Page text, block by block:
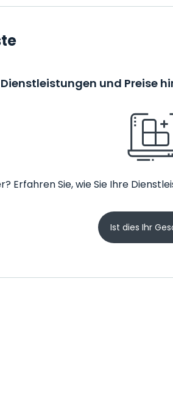
und Preise
Erfahren Sie, wie Sie Ihre
Ist dies Ihr